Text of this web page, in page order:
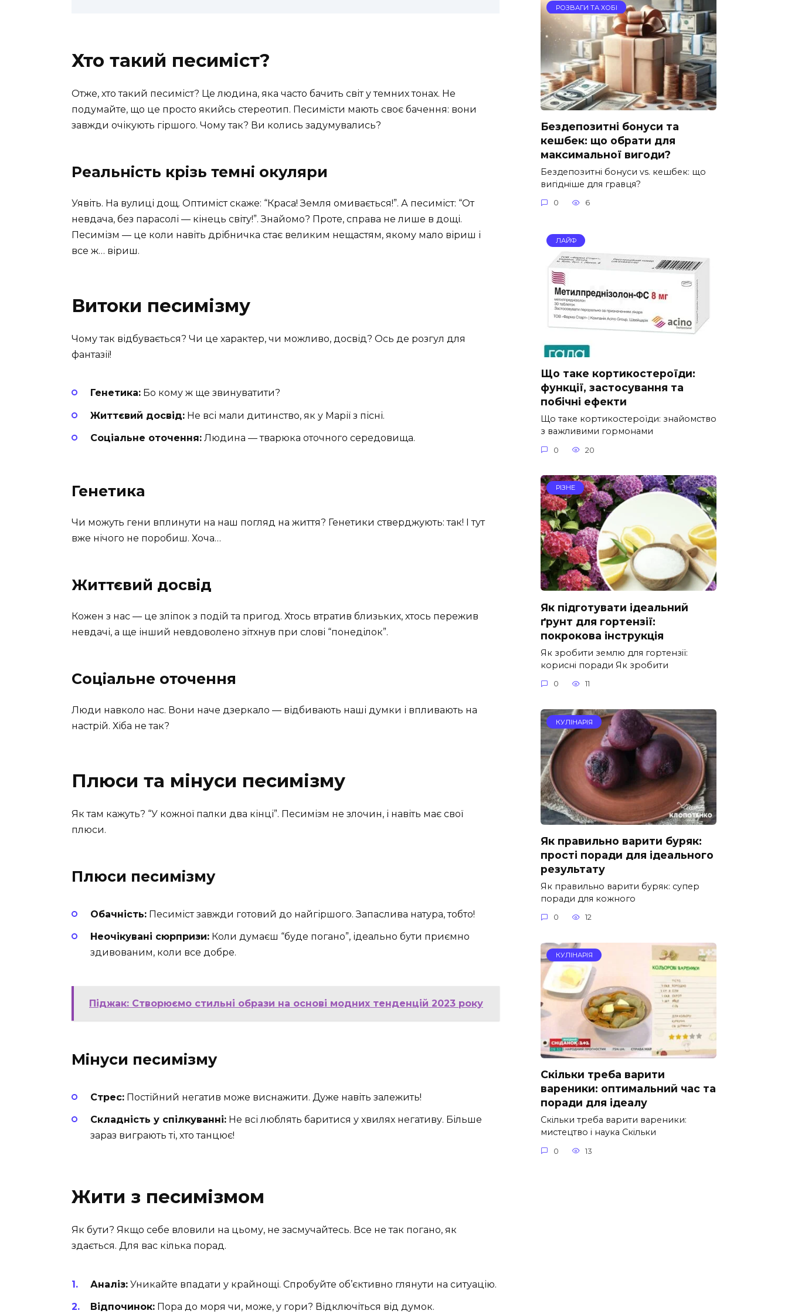
Хто такий песиміст?
Отже, хто такий песиміст? Це людина, яка часто бачить світ у темних тонах. Не
подумайте, що це просто якийсь стереотип. Песимісти мають своє бачення: вони
завжди очікують гіршого. Чому так? Ви колись задумувались?
Реальність крізь темні окуляри
Уявіть. На вулиці дощ. Оптиміст скаже: “Краса! Земля омивається!”. А песиміст: “От
невдача, без парасолі — кінець світу!”. Знайомо? Проте, справа не лише в дощі.
Песимізм — це коли навіть дрібничка стає великим нещастям, якому мало віриш і
все ж… віриш.
Витоки песимізму
Чому так відбувається? Чи це характер, чи можливо, досвід? Ось де розгул для
фантазії!
Генетика: Бо кому ж ще звинуватити?
Життєвий досвід: Не всі мали дитинство, як у Марії з пісні.
Соціальне оточення: Людина — тварюка оточного середовища.
Генетика
Чи можуть гени вплинути на наш погляд на життя? Генетики стверджують: так! І тут
вже нічого не поробиш. Хоча…
Життєвий досвід
Кожен з нас — це зліпок з подій та пригод. Хтось втратив близьких, хтось пережив
невдачі, а ще інший невдоволено зітхнув при слові “понеділок”.
Соціальне оточення
Люди навколо нас. Вони наче дзеркало — відбивають наші думки і впливають на
настрій. Хіба не так?
Плюси та мінуси песимізму
Як там кажуть? “У кожної палки два кінці”. Песимізм не злочин, і навіть має свої
плюси.
Плюси песимізму
Обачність: Песиміст завжди готовий до найгіршого. Запаслива натура, тобто!
Неочікувані сюрпризи: Коли думаєш “буде погано”, ідеально бути приємно
здивованим, коли все добре.
Піджак: Створюємо стильні образи на основі модних тенденцій 2023 року
Мінуси песимізму
Стрес: Постійний негатив може виснажити. Дуже навіть залежить!
Складність у спілкуванні: Не всі люблять баритися у хвилях негативу. Більше
зараз виграють ті, хто танцює!
Жити з песимізмом
Як бути? Якщо себе вловили на цьому, не засмучайтесь. Все не так погано, як
здається. Для вас кілька порад.
Аналіз: Уникайте впадати у крайнощі. Спробуйте об’єктивно глянути на ситуацію.
Відпочинок: Пора до моря чи, може, у гори? Відключіться від думок.
РОЗВАГИ ТА ХОБІ
Бездепозитні бонуси та
кешбек: що обрати для
максимальної вигоди?
Бездепозитні бонуси vs. кешбек: що
вигідніше для гравця?
0 6
ЛАЙФ
Що таке кортикостероїди:
функції, застосування та
побічні ефекти
Що таке кортикостероїди: знайомство
з важливими гормонами
0 20
РІЗНЕ
Як підготувати ідеальний
ґрунт для гортензії:
покрокова інструкція
Як зробити землю для гортензії:
корисні поради Як зробити
0 11
КУЛІНАРІЯ
Як правильно варити буряк:
прості поради для ідеального
результату
Як правильно варити буряк: супер
поради для кожного
0 12
КУЛІНАРІЯ
Скільки треба варити
вареники: оптимальний час та
поради для ідеалу
Скільки треба варити вареники:
мистецтво і наука Скільки
0 13